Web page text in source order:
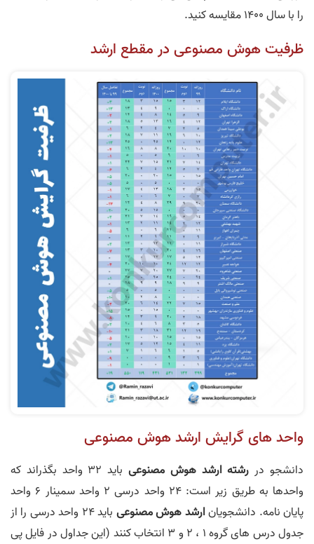
را با سال 1400 مقایسه کنید.
ظرفیت هوش مصنوعی در مقطع ارشد
واحد های گرایش ارشد هوش مصنوعی
دانشجو در رشته ارشد هوش مصنوعی
باید 32 واحد بگذراند که
واحدها به طریق زیر است: 24 واحد درسی 2 واحد سمینار 6 واحد
پایان نامه. دانشجویانارشد هوش مصنوعی
باید 24 واحد درسی را از
جدول درس های گروه 1 ، 2 و 3 انتخاب کنند (این جداول در فایل پی